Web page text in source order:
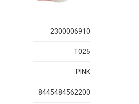
2300006910
T025
PINK
8445484562200